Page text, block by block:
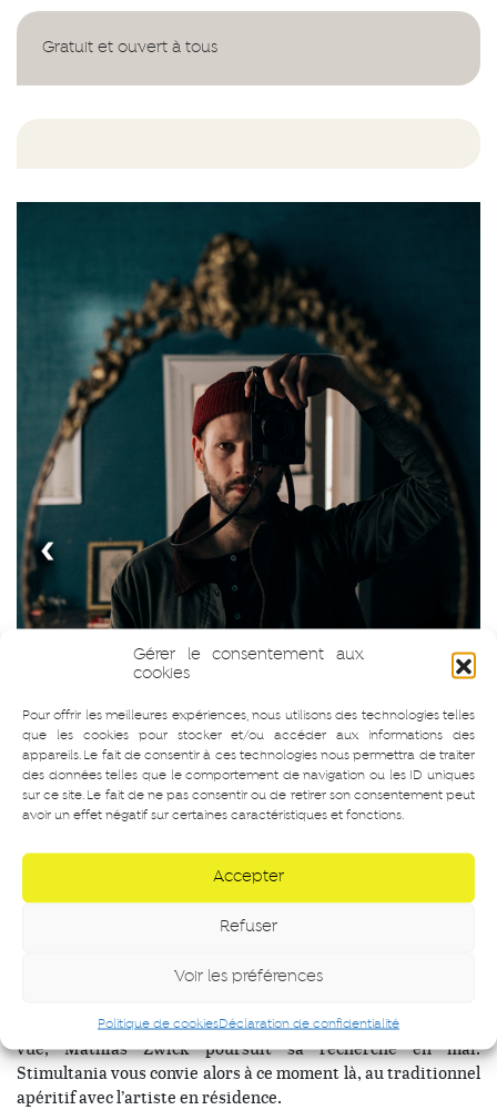
Gérer le consentement aux
cookies
Pour offrir les meilleures expériences, nous utilisons des technologies telles
que les cookies pour stocker et/ou accéder aux informations des
appareils. Le fait de consentir à ces technologies nous permettra de traiter
des données telles que le comportement de navigation ou les ID uniques
sur ce site. Le fait de ne pas consentir ou de retirer son consentement peut
avoir un effet négatif sur certaines caractéristiques et fonctions.
Accepter
Refuser
Voir les préférences
Politique de cookiesDéclaration de confidentialité
Gratuit et ouvert à tous
En 2024, Stimultania invite le photographe Mathias Zwick
L’artiste a deux mois sur le territoire pour explorer un sujet
en avril de repérage, prise de contact et début de prise-de-
vue, Mathias Zwick poursuit sa recherche en mai.
Stimultania vous convie alors à ce moment là, au traditionnel
apéritif avec l’artiste en résidence.